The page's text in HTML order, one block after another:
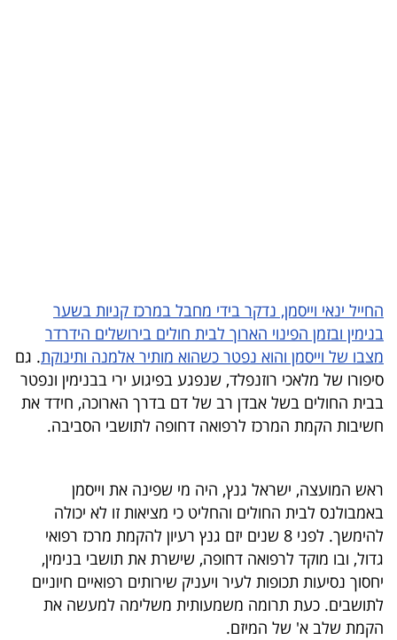
המילון
הכלכלי
פודקאסט
40
40
שיתופי
פעולה
החייל ינאי וייסמן, נדקר בידי מחבל במרכז קניות בשער
בנימין ובזמן הפינוי הארוך לבית חולים בירושלים הידרדר
מצבו של וייסמן והוא נפטר כשהוא מותיר אלמנה ותינוקת. גם
סיפורו של מלאכי רוזנפלד, שנפגע בפיגוע ירי בבנימין ונפטר
בבית החולים בשל אבדן רב של דם בדרך הארוכה, חידד את
חשיבות הקמת המרכז לרפואה דחופה לתושבי הסביבה.
ראש המועצה, ישראל גנץ, היה מי שפינה את וייסמן
באמבולנס לבית החולים והחליט כי מציאות זו לא יכולה
להימשך. לפני 8 שנים יזם גנץ רעיון להקמת מרכז רפואי
גדול, ובו מוקד לרפואה דחופה, שישרת את תושבי בנימין,
יחסוך נסיעות תכופות לעיר ויעניק שירותים רפואיים חיוניים
לתושבים. כעת תרומה משמעותית משלימה למעשה את
הקמת שלב א' של המיזם.